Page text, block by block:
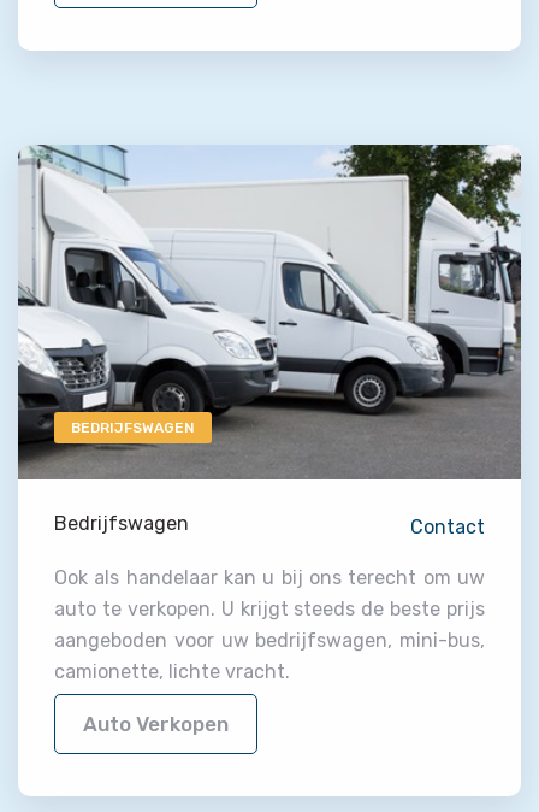
BEDRIJFSWAGEN
Bedrijfswagen Contact
Ook als handelaar kan u bij ons terecht om uw
auto te verkopen. U krijgt steeds de beste prijs
aangeboden voor uw bedrijfswagen, mini-bus,
camionette, lichte vracht.
Auto Verkopen